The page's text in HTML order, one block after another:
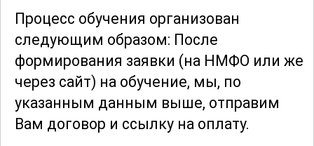
расширить свои знания и навыки, что
способствует повышению качества
медицинской помощи детям с
сердечно-сосудистыми заболеваниями.
Участники получат ценные знания и
актуальную информацию, которая
поможет им в их дальнейшей
Процесс обучения организован
следующим образом: После
формирования заявки (на НМФО или же
через сайт) на обучение, мы, по
указанным данным выше, отправим
Вам договор и ссылку на оплату.